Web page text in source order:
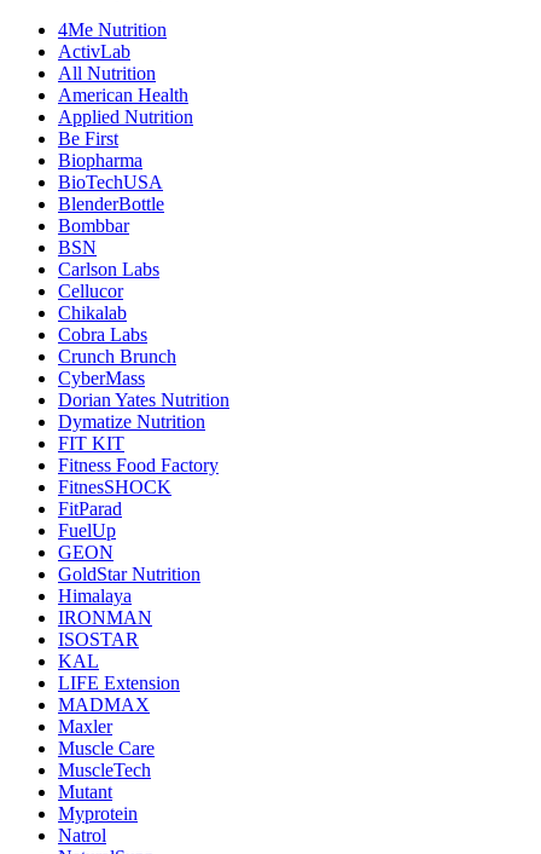
4Me Nutrition
ActivLab
All Nutrition
American Health
Applied Nutrition
Be First
Biopharma
BioTechUSA
BlenderBottle
Bombbar
BSN
Carlson Labs
Cellucor
Chikalab
Cobra Labs
Crunch Brunch
CyberMass
Dorian Yates Nutrition
Dymatize Nutrition
FIT KIT
Fitness Food Factory
FitnesSHOCK
FitParad
FuelUp
GEON
GoldStar Nutrition
Himalaya
IRONMAN
ISOSTAR
KAL
LIFE Extension
MADMAX
Maxler
Muscle Care
MuscleTech
Mutant
Myprotein
Natrol